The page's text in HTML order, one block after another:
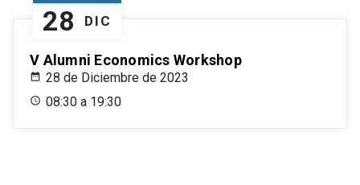
28 DIC
V Alumni Economics Workshop
28 de Diciembre de 2023
08:30 a 19:30